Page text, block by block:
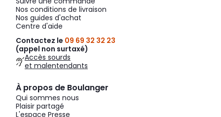
Nos conditions de livraison
Nos guides d'achat
Centre d'aide
Contactez le 09 69 32 32 23
(appel non surtaxé)
Accès sourds
et malentendants
À propos de Boulanger
Qui sommes nous
Plaisir partagé
L'espace Presse